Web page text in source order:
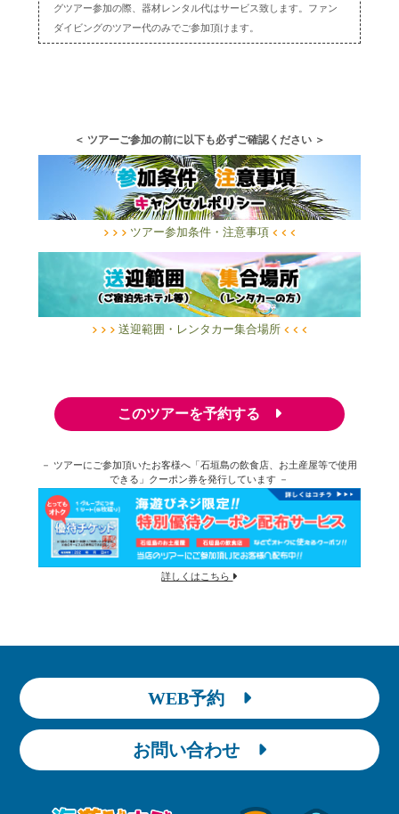
グツアー参加の際、器材レンタル代はサービス致します。ファン
ダイビングのツアー代のみでご参加頂けます。
＜ ツアーご参加の前に以下も必ずご確認ください ＞
ツアー参加条件・注意事項
送迎範囲・レンタカー集合場所
このツアーを予約する
－ ツアーにご参加頂いたお客様へ「石垣島の飲食店、お土産屋等で使用
できる」クーポン券を発行しています －
詳しくはこちら
WEB予約
お問い合わせ